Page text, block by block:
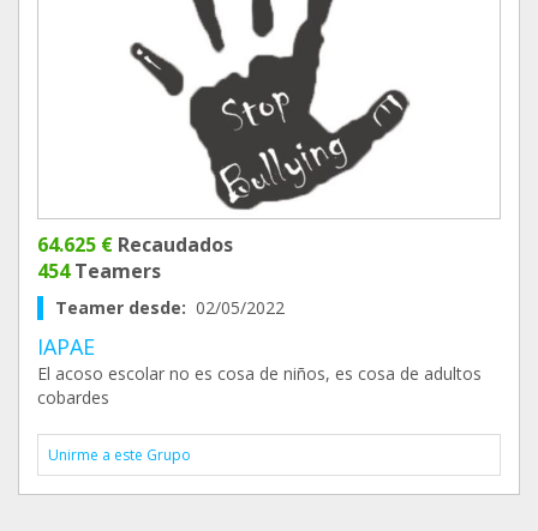
64.625 € Recaudados
454Teamers
Teamer desde: 02/05/2022
IAPAE
El acoso escolar no es cosa de niños, es cosa de adultos
cobardes
Unirme a este Grupo